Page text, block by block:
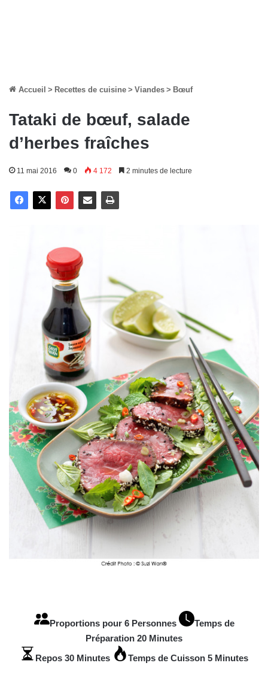
Accueil > Recettes de cuisine > Viandes > Bœuf
Tataki de bœuf, salade
d’herbes fraîches
11 mai 2016 0 4 172 2 minutes de lecture
Proportions pour 6 Personnes
Temps de
Préparation 20 Minutes
Repos 30 Minutes
Temps de Cuisson 5 Minutes